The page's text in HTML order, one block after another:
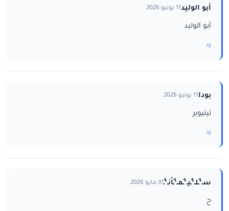
أبو الوليد11 يونيو 2026
أبو الوليد
رد
بودا11 يونيو 2026
تيتيوبر
رد
سـ‘ـُلـ‘ـُيـ‘ـُمـ‘ـُاْنـ‘ـُ31 مايو 2026
ح